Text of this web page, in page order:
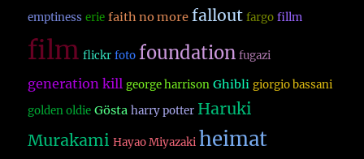
emptiness erie faith no more fallout fargo fillm
film flickr foto foundation fugazi
generation kill george harrison Ghibli giorgio bassani
golden oldie Gösta harry potter Haruki
Murakami Hayao Miyazaki heimat